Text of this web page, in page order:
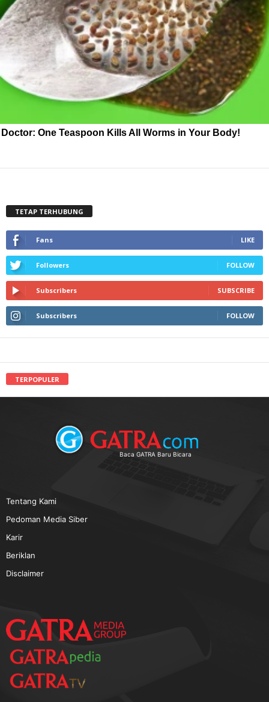
Doctor: One Teaspoon Kills All Worms in Your Body!
TETAP TERHUBUNG
Fans LIKE
Followers FOLLOW
Subscribers SUBSCRIBE
Subscribers FOLLOW
TERPOPULER